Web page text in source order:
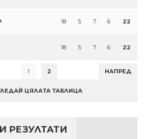
18 5 7 6 22
18 5 7 6 22
1 2 НАПРЕД
ЦЯЛАТА ТАБЛИЦА
РЕЗУЛТАТИ